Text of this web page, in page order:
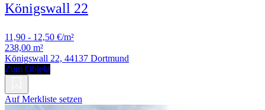
Königswall 22
11,90 - 12,50 €/m²
238,00 m²
Königswall 22, 44137 Dortmund
Zum Objekt
Auf Merkliste setzen